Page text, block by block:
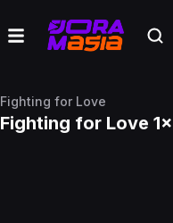
Fighting for Love
Fighting for Love